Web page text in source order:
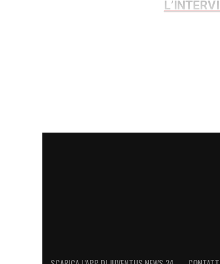
LA PLAYLIST DELLE NOSTRE